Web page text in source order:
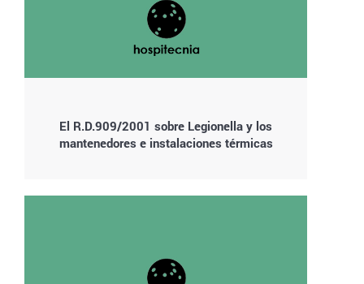
El R.D.909/2001 sobre Legionella y los
mantenedores e instalaciones térmicas